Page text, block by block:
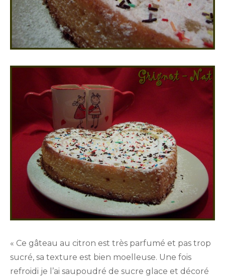
« Ce gâteau au citron est très parfumé et pas trop
sucré, sa texture est bien moelleuse. Une fois
refroidi je l’ai saupoudré de sucre glace et décoré